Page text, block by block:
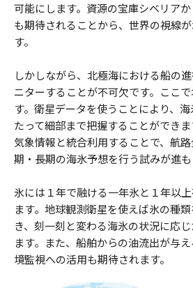
可能にします。資源の宝庫シベリア
も期待されることから、世界の視線
す。
しかしながら、北極海における船の
ニターすることが不可欠です。ここ
す。衛星データを使うことにより、
たって細部まで把握することができ
気象情報と統合利用することで、航
期・長期の海氷予想を行う試みが進も
氷には１年で融ける一年氷と１年以
ます。地球観測衛星を使えば氷の種
き、刻一刻と変わる海氷の状況に応
ます。また、船舶からの油流出が与
境監視への活用も期待されます。